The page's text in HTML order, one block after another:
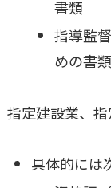
書類
指導監
めの書類
指定建設業、指
具体的には